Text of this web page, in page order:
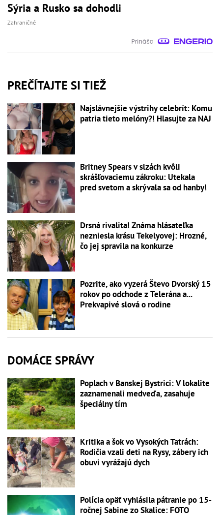
Sýria a Rusko sa dohodli
Zahraničné
PREČÍTAJTE SI TIEŽ
Najslávnejšie výstrihy celebrít: Komu
patria tieto melóny?! Hlasujte za NAJ
Britney Spears v slzách kvôli
skrášľovaciemu zákroku: Utekala
pred svetom a skrývala sa od hanby!
Drsná rivalita! Známa hlásateľka
nezniesla krásu Tekelyovej: Hrozné,
čo jej spravila na konkurze
Pozrite, ako vyzerá Števo Dvorský 15
rokov po odchode z Telerána a...
Prekvapivé slová o rodine
DOMÁCE SPRÁVY
Poplach v Banskej Bystrici: V lokalite
zaznamenali medveďa, zasahuje
špeciálny tím
Kritika a šok vo Vysokých Tatrách:
Rodičia vzali deti na Rysy, zábery ich
obuvi vyrážajú dych
Polícia opäť vyhlásila pátranie po 15-
ročnej Sabine zo Skalice: FOTO